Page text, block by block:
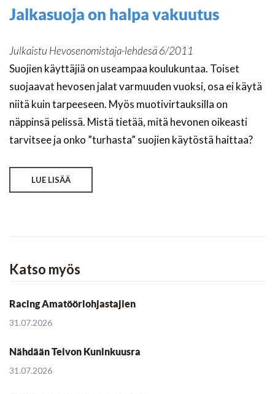
Jalkasuoja on halpa vakuutus
Julkaistu Hevosenomistaja-lehdesä 6/2011
Suojien käyttäjiä on useampaa koulukuntaa. Toiset
suojaavat hevosen jalat varmuuden vuoksi, osa ei käytä
niitä kuin tarpeeseen. Myös muotivirtauksilla on
näppinsä pelissä. Mistä tietää, mitä hevonen oikeasti
tarvitsee ja onko ”turhasta” suojien käytöstä haittaa?
LUE LISÄÄ
Katso myös
Racing Amatööriohjastajien
31.07.2026
Nähdään Teivon Kuninkuusra
31.07.2026